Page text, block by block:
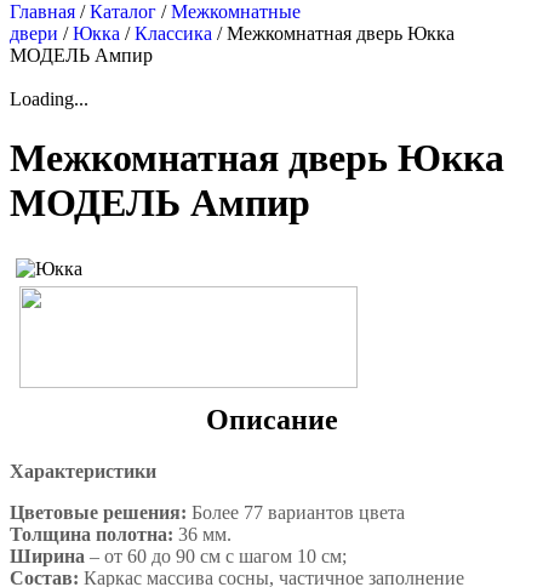
Главная /Каталог /Межкомнатные
двери /Юкка /Классика / Межкомнатная дверь Юкка
МОДЕЛЬ Ампир
Loading...
Межкомнатная дверь Юкка
МОДЕЛЬ Ампир
Описание
Характеристики
Цветовые решения: Более 77 вариантов цвета
Толщина полотна: 36 мм.
Ширина – от 60 до 90 см с шагом 10 см;
Состав: Каркас массива сосны, частичное заполнение